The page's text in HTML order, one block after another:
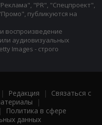
"PR", "Спецпроект",
публикуются на
воспроизведение
аудиовизуальных
Images - строго
| Редакция | Связаться с
|
Политика в сфере
данных